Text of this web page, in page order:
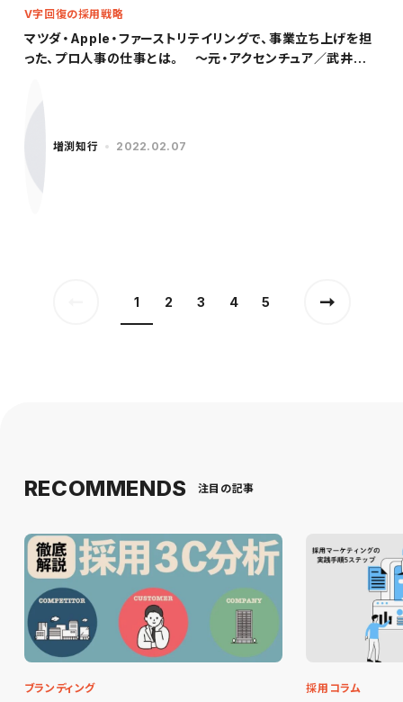
マツダ・Apple・ファーストリテイリングで、事業立ち上げを担
った、プロ人事の仕事とは。 ～元・アクセンチュア／武井氏
V字回復の採用戦略
増渕知行 2022.02.07
1 2 3 4 5
RECOMMENDS 注目の記事
ブランディング 採用コラム